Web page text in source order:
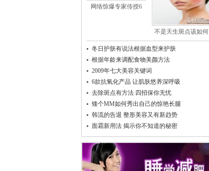
网络惊爆专家传授6
不是天生斑点该如何
冬日护肤有说法根据血型来护肤
根据年龄来调配食物美颜方法
2009年七大美容关键词
6款抗氧化产品 让肌肤悠养深呼吸
去除斑点有方法 四招保你无忧
矮个MM如何秀出自己的惊艳长腿
韩流的告退 整形美容又有新趋势
面霜新用法 揭示你不知道的秘密